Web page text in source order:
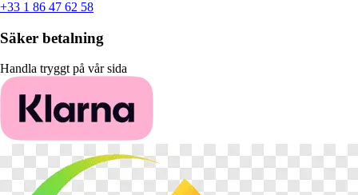
+33 1 86 47 62 58
Säker betalning
Handla tryggt på vår sida